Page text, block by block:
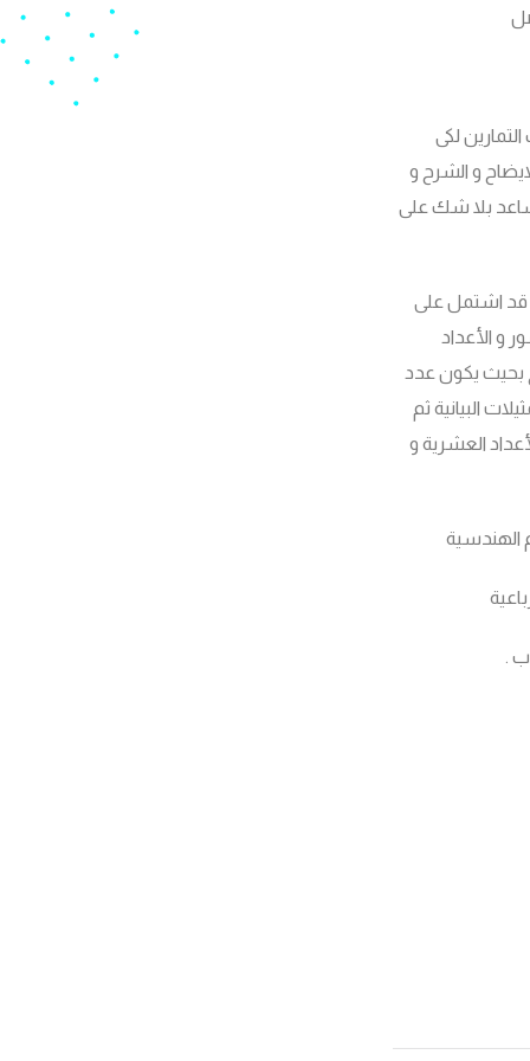
لكى
و الشرح و
بلا شك على
قد اشتمل على
و الأعداد
بحيث يكون عدد
البيانية ثم
العشرية و
الهندسية
.